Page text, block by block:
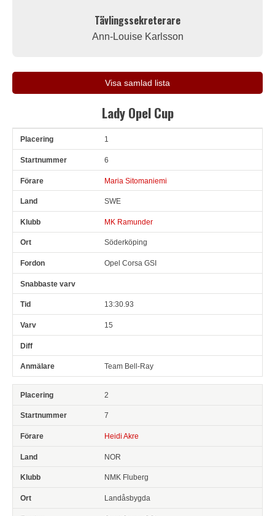
Tävlingssekreterare
Ann-Louise Karlsson
Visa samlad lista
Lady Opel Cup
Pl Snr 1
6
Maria Sitomaniemi
SWE
MK Ramunder
Söderköping
Opel Corsa GSI
13:30.93
15
Team Bell-Ray
2
7
Heidi Akre
NOR
NMK Fluberg
Landåsbygda